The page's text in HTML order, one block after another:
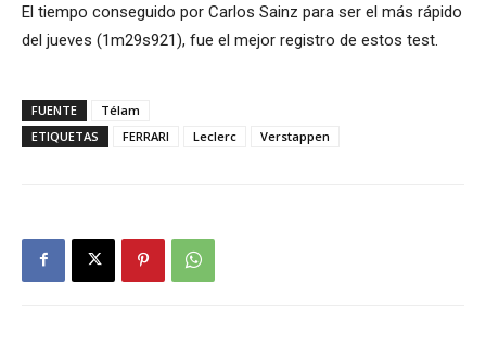
El tiempo conseguido por Carlos Sainz para ser el más rápido
del jueves (1m29s921), fue el mejor registro de estos test.
FUENTE
Télam
ETIQUETAS
FERRARI Leclerc Verstappen